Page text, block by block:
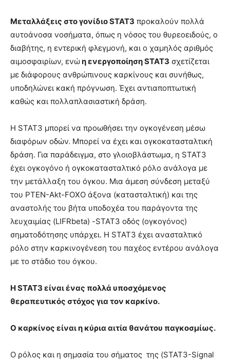
Μεταλλάξεις στο γονίδιο STAT3 προκαλούν πολλά
αυτοάνοσα νοσήματα, όπως η νόσος του θυρεοειδούς, ο
διαβήτης, η εντερική φλεγμονή, και ο χαμηλός αριθμός
αιμοσφαιρίων, ενώη ενεργοποίηση STAT3 σχετίζεται
με διάφορους ανθρώπινους καρκίνους και συνήθως,
υποδηλώνει κακή πρόγνωση. Έχει αντιαποπτωτική
καθώς και πολλαπλασιαστική δράση.
Η STAT3 μπορεί να προωθήσει την ογκογένεση μέσω
διαφόρων οδών. Μπορεί να έχει και ογκοκατασταλτική
δράση. Για παράδειγμα, στο γλοιοβλάστωμα, η STAT3
έχει ογκογόνο ή ογκοκατασταλτικό ρόλο ανάλογα με
την μετάλλαξη του όγκου. Μια άμεση σύνδεση μεταξύ
του PTEN-Akt-FOXO άξονα (κατασταλτική) και της
αναστολής του βήτα υποδοχέα του παράγοντα της
λευχαιμίας (LIFRbeta) -STAT3 οδός (ογκογόνος)
σηματοδότησης υπάρχει. Η STAT3 έχει ανασταλτικό
ρόλο στην καρκινογένεση του παχέος εντέρου ανάλογα
με το στάδιο του όγκου.
Η STAT3 είναι ένας πολλά υποσχόμενος
θεραπευτικός στόχος για τον καρκίνο.
Ο καρκίνος είναι η κύρια αιτία θανάτου παγκοσμίως.
Ο ρόλος και η σημασία του σήματος της (STAT3-Signal